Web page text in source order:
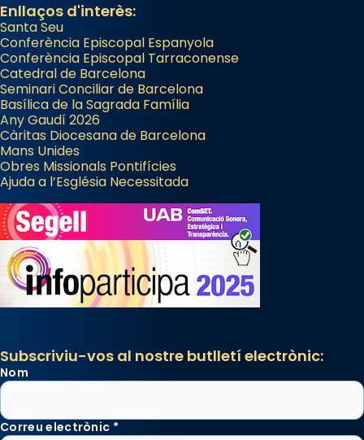
Enllaços d'interès:
Santa Seu
Conferència Episcopal Espanyola
Conferència Episcopal Tarraconense
Catedral de Barcelona
Seminari Conciliar de Barcelona
Basílica de la Sagrada Família
Any Gaudí 2026
Càritas Diocesana de Barcelona
Mans Unides
Obres Missionals Pontifícies
Ajuda a l’Església Necessitada
Subscriviu-vos al nostre butlletí electrònic:
Nom
Correu electrònic *